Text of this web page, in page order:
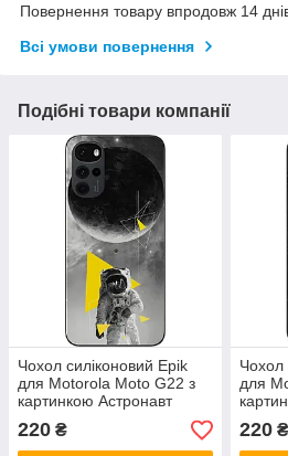
Повернення товару впродовж 14
Всі умови повернення
Подібні товари компанії
Чохол силіконовий Epik
для Motorola Moto G22 з
картинкою Астронавт
220 ₴
Чохол
для
220₴